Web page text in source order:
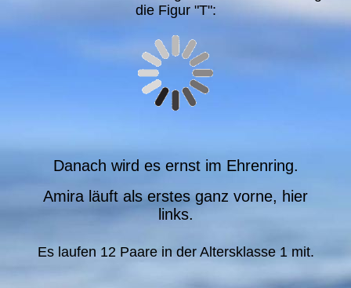
die Figur "T":
Danach wird es ernst im Ehrenring.
Amira läuft als erstes ganz vorne, hier
links.
Es laufen 12 Paare in der Altersklasse 1 mit.